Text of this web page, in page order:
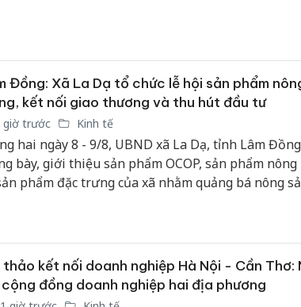
Đồng: Xã La Dạ tổ chức lễ hội sản phẩm
kết nối giao thương và thu hút đầu tư
giờ trước Kinh tế
hai ngày 8 - 9/8, UBND xã La Dạ, tỉnh Lâm
bày, giới thiệu sản phẩm OCOP, sản phẩm
phẩm đặc trưng của xã nhằm quảng bá nông
thảo kết nối doanh nghiệp Hà Nội - Cần Thơ:
đồng doanh nghiệp hai địa phương